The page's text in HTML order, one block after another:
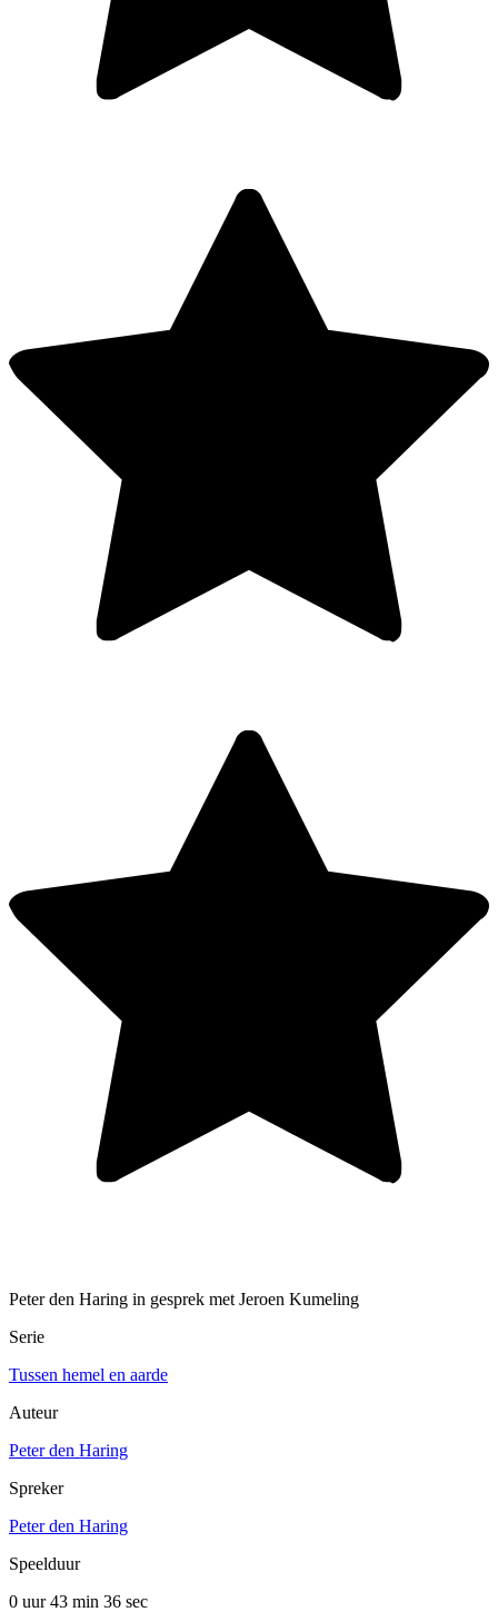
Peter den Haring in gesprek met Jeroen Kumeling
Serie
Tussen hemel en aarde
Auteur
Peter den Haring
Spreker
Peter den Haring
Speelduur
0 uur 43 min 36 sec